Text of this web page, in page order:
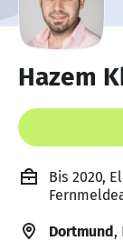
Hazem
Bis 2020,
Dortmund,